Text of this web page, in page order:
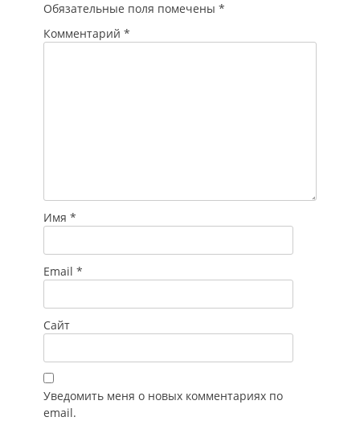
Обязательные поля помечены *
Комментарий *
Имя *
Email *
Сайт
Уведомить меня о новых комментариях по
email.